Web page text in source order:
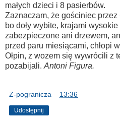
małych dzieci i 8 pasierbów.
Zaznaczam, że gościniec
bo doły wybite, krajami
zabezpieczone ani drzewem,
przed paru miesiącami, chłopi
Ołpin, z wozem się wywrócili z
pozabijali. Antoni Figura.
Z-pogranicza 13:36
Udostępnij